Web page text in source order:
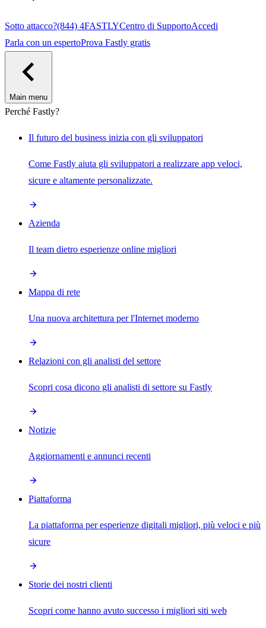
Sotto attacco?(844) 4FASTLYCentro di SupportoAccedi
Parla con un espertoProva Fastly gratis
Main menu
Perché Fastly?
Il futuro del business inizia con gli sviluppatori
Come Fastly aiuta gli sviluppatori a realizzare app veloci,
sicure e altamente personalizzate.
Azienda
Il team dietro esperienze online migliori
Mappa di rete
Una nuova architettura per l'Internet moderno
Relazioni con gli analisti del settore
Scopri cosa dicono gli analisti di settore su Fastly
Notizie
Aggiornamenti e annunci recenti
Piattaforma
La piattaforma per esperienze digitali migliori, più veloci e più
sicure
Storie dei nostri clienti
Scopri come hanno avuto successo i migliori siti web